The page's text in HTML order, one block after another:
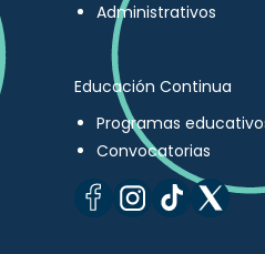
Administrativos
Educación Continua
Programas
Convocatorias